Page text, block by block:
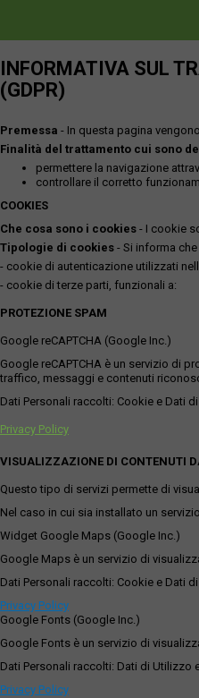
INFORMATIVA SUL
(GDPR)
Premessa - In questa pagina
Finalità del trattamento cui sono
permettere la navigazione
controllare il corretto
COOKIES
Che cosa sono i cookies - I cookie
Tipologie di cookies - Si informa
- cookie di autenticazione utilizzati
- cookie di terze parti, funzionali a:
PROTEZIONE SPAM
Google reCAPTCHA (Google Inc.)
Google reCAPTCHA è un servizio di
traffico, messaggi e contenuti
Dati Personali raccolti: Cookie e Dati
Privacy Policy
VISUALIZZAZIONE DI CONTENUTI
Questo tipo di servizi permette di
Nel caso in cui sia installato un
Widget Google Maps (Google Inc.)
Google Maps è un servizio di
Dati Personali raccolti: Cookie e Dati
Privacy Policy
Google Fonts (Google Inc.)
Google Fonts è un servizio di
Dati Personali raccolti: Dati di
Privacy Policy